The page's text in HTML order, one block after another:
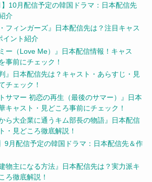
】10月配信予定の韓国ドラマ：日本配信先
介
フィンガーズ』日本配信先は？注目キャス
イント紹介
ー（Love Me）』日本配信情報！キャス
事前にチェック！
』日本配信先は？キャスト・あらすじ・見
チェック！
サマー 初恋の再生（最後のサマー）』日本
キャスト・見どころ事前にチェック！
ら大企業に通うキム部長の物語』日本配信
・見どころ徹底解説！
9月配信予定の韓国ドラマ：日本配信先＆作
物主になる方法』日本配信先は？実力派キ
ろ徹底解説！